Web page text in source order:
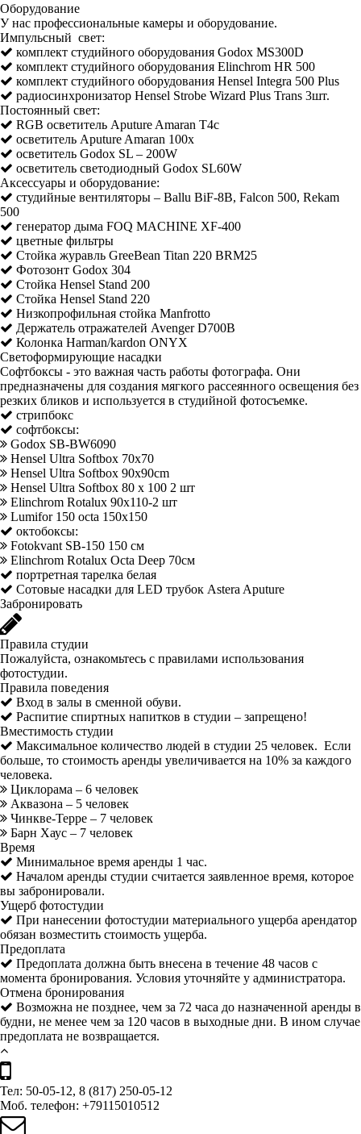
Оборудование
У нас профессиональные камеры и оборудование.
Импульсный свет:
комплект студийного оборудования Godox MS300D
комплект студийного оборудования Elinchrom HR 500
комплект студийного оборудования Hensel Integra 500 Plus
радиосинхронизатор Hensel Strobe Wizard Plus Trans 3шт.
Постоянный свет:
RGB осветитель Aputure Amaran T4c
осветитель Aputure Amaran 100x
осветитель Godox SL – 200W
осветитель светодиодный Godox SL60W
Аксессуары и оборудование:
студийные вентиляторы – Ballu BiF-8B, Falcon 500, Rekam
500
генератор дыма FOQ MACHINE XF-400
цветные фильтры
Стойка журавль GreeBean Titan 220 BRM25
Фотозонт Godox 304
Стойка Hensel Stand 200
Стойка Hensel Stand 220
Низкопрофильная стойка Manfrotto
Держатель отражателей Avenger D700B
Колонка Harman/kardon ONYX
Светоформирующие насадки
Софтбоксы - это важная часть работы фотографа. Они
предназначены для создания мягкого рассеянного освещения без
резких бликов и используется в студийной фотосъемке.
стрипбокс
софтбоксы:
Godox SB-BW6090
Hensel Ultra Softbox 70х70
Hensel Ultra Softbox 90x90cm
Hensel Ultra Softbox 80 x 100 2 шт
Elinchrom Rotalux 90х110-2 шт
Lumifor 150 octa 150x150
октобоксы:
Fotokvant SB-150 150 см
Elinchrom Rotalux Octa Deep 70см
портретная тарелка белая
Сотовые насадки для LED трубок Astera Aputure
Забронировать
Правила студии
Пожалуйста, ознакомьтесь с правилами использования
фотостудии.
Правила поведения
Вход в залы в сменной обуви.
Распитие спиртных напитков в студии – запрещено!
Вместимость студии
Максимальное количество людей в студии 25 человек. Если
больше, то стоимость аренды увеличивается на 10% за каждого
человека.
Циклорама – 6 человек
Аквазона – 5 человек
Чинкве-Терре – 7 человек
Барн Хаус – 7 человек
Время
Минимальное время аренды 1 час.
Началом аренды студии считается заявленное время, которое
вы забронировали.
Ущерб фотостудии
При нанесении фотостудии материального ущерба арендатор
обязан возместить стоимость ущерба.
Предоплата
Предоплата должна быть внесена в течение 48 часов с
момента бронирования. Условия уточняйте у администратора.
Отмена бронирования
Возможна не позднее, чем за 72 часа до назначенной аренды в
будни, не менее чем за 120 часов в выходные дни. В ином случае
предоплата не возвращается.
Тел: 50-05-12, 8 (817) 250-05-12
Моб. телефон: +79115010512